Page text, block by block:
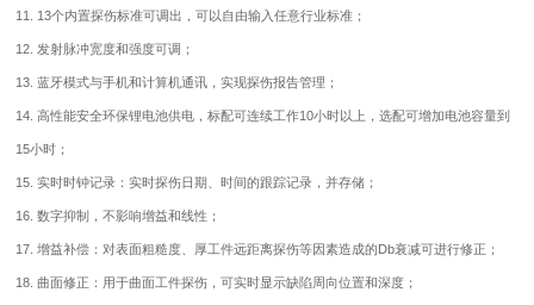
11. 13个内置探伤标准可调出，可以自由输入任意行业标准；
12. 发射脉冲宽度和强度可调；
13. 蓝牙模式与手机和计算机通讯，实现探伤报告管理；
14. 高性能安全环保锂电池供电，标配可连续工作10小时以上，选配可增加电池容量到
15小时；
15. 实时时钟记录：实时探伤日期、时间的跟踪记录，并存储；
16. 数字抑制，不影响增益和线性；
17. 增益补偿：对表面粗糙度、厚工件远距离探伤等因素造成的Db衰减可进行修正；
18. 曲面修正：用于曲面工件探伤，可实时显示缺陷周向位置和深度；